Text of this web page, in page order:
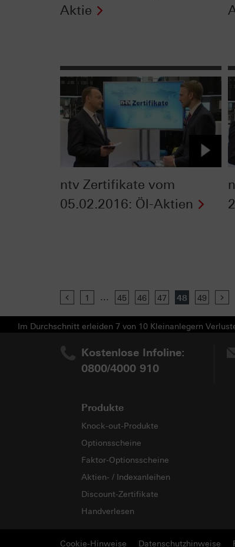
Aktie
ntv Zertifikate vom
05.02.2016: Öl-Aktien
Previous
1 ... 45 46 47 48 49
Im Durchschnitt erleiden 7 von 10 Kleinanlegern
Kostenlose Infoline:
0800/4000 910
Produkte
Knock-out-Produkte
Optionsscheine
Faktor-Optionsscheine
Aktien- / Indexanleihen
Discount-Zertifikate
Handverlesen
Cookie-Hinweise Datenschutzhinweise